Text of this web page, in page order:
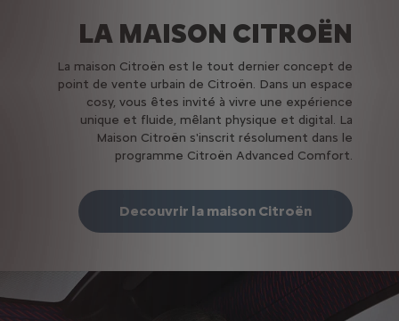
LA MAISON CITROËN
La maison Citroën est le tout dernier concept de
point de vente urbain de Citroën. Dans un espace
cosy, vous êtes invité à vivre une expérience
unique et fluide, mêlant physique et digital. La
Maison Citroën s'inscrit résolument dans le
programme Citroën Advanced Comfort.
Decouvrir la maison Citroën